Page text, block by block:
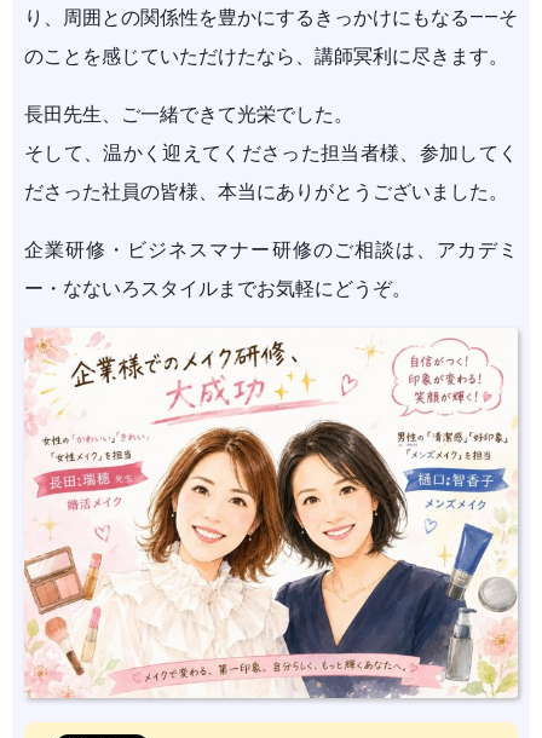
り、周囲との関係性を豊かにするきっかけにもなる——そ
のことを感じていただけたなら、講師冥利に尽きます。
長田先生、ご一緒できて光栄でした。
そして、温かく迎えてくださった担当者様、参加してく
ださった社員の皆様、本当にありがとうございました。
企業研修・ビジネスマナー研修のご相談は、アカデミ
ー・なないろスタイルまでお気軽にどうぞ。